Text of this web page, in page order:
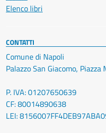
Elenco libri
CONTATTI
Comune di Napoli
Palazzo San Giacomo,
P. IVA: 01207650639
CF: 80014890638
LEI: